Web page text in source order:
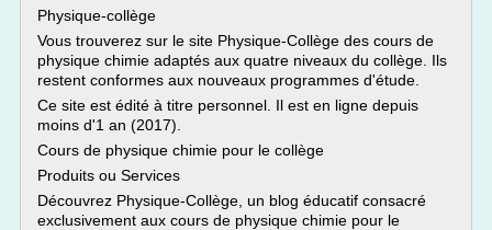
Physique-collège
Vous trouverez sur le site Physique-Collège des cours de
physique chimie adaptés aux quatre niveaux du collège. Ils
restent conformes aux nouveaux programmes d'étude.
Ce site est édité à titre personnel. Il est en ligne depuis
moins d'1 an (2017).
Cours de physique chimie pour le collège
Produits ou Services
Découvrez Physique-Collège, un blog éducatif consacré
exclusivement aux cours de physique chimie pour le